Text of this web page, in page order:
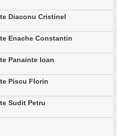
Diaconu Cristinel
Enache Constantin
Panainte Ioan
Piscu Florin
Sudit Petru